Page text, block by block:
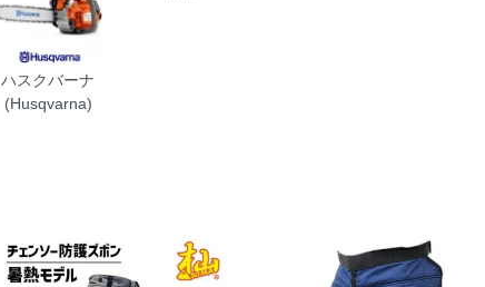
ハスクバーナ
(Husqvarna)